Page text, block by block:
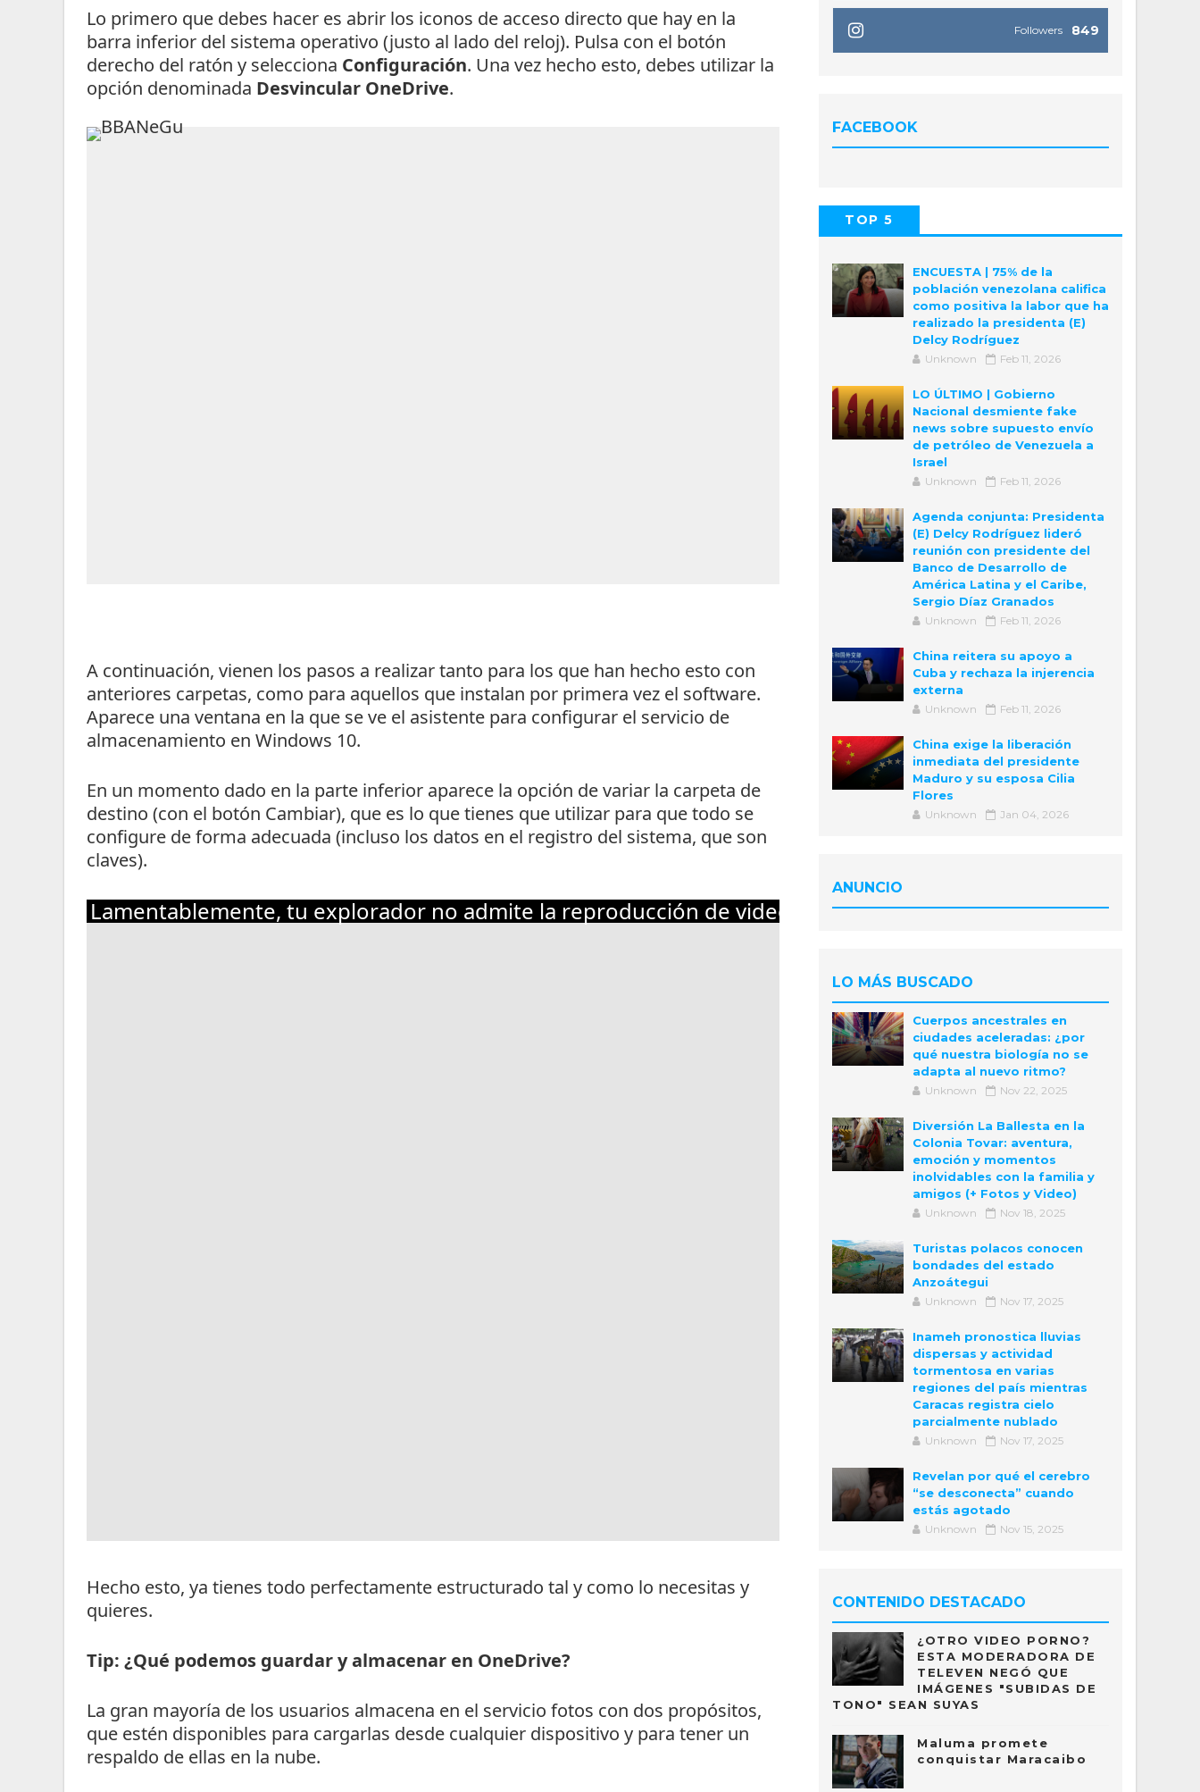
Lo primero que debes hacer es abrir los iconos de acceso directo que hay en la
barra inferior del sistema operativo (justo al lado del reloj). Pulsa con el botón
derecho del ratón y selecciona Configuración. Una vez hecho esto, debes utilizar la
opción denominada Desvincular OneDrive.
A continuación, vienen los pasos a realizar tanto para los que han hecho esto con
anteriores carpetas, como para aquellos que instalan por primera vez el software.
Aparece una ventana en la que se ve el asistente para configurar el servicio de
almacenamiento en Windows 10.
En un momento dado en la parte inferior aparece la opción de variar la carpeta de
destino (con el botón Cambiar), que es lo que tienes que utilizar para que todo se
configure de forma adecuada (incluso los datos en el registro del sistema, que son
claves).
Lamentablemente, tu explorador no admite la reproducción de video.
Hecho esto, ya tienes todo perfectamente estructurado tal y como lo necesitas y
quieres.
Tip: ¿Qué podemos guardar y almacenar en OneDrive?
La gran mayoría de los usuarios almacena en el servicio fotos con dos propósitos,
que estén disponibles para cargarlas desde cualquier dispositivo y para tener un
respaldo de ellas en la nube.
849
Followers
FACEBOOK
TOP 5
ENCUESTA | 75% de la
población venezolana califica
como positiva la labor que ha
realizado la presidenta (E)
Delcy Rodríguez
Unknown Feb 11, 2026
LO ÚLTIMO | Gobierno
Nacional desmiente fake
news sobre supuesto envío
de petróleo de Venezuela a
Israel
Unknown Feb 11, 2026
Agenda conjunta: Presidenta
(E) Delcy Rodríguez lideró
reunión con presidente del
Banco de Desarrollo de
América Latina y el Caribe,
Sergio Díaz Granados
Unknown Feb 11, 2026
China reitera su apoyo a
Cuba y rechaza la injerencia
externa
Unknown Feb 11, 2026
China exige la liberación
inmediata del presidente
Maduro y su esposa Cilia
Flores
Unknown Jan 04, 2026
ANUNCIO
LO MÁS BUSCADO
Cuerpos ancestrales en
ciudades aceleradas: ¿por
qué nuestra biología no se
adapta al nuevo ritmo?
Unknown Nov 22, 2025
Diversión La Ballesta en la
Colonia Tovar: aventura,
emoción y momentos
inolvidables con la familia y
amigos (+ Fotos y Video)
Unknown Nov 18, 2025
Turistas polacos conocen
bondades del estado
Anzoátegui
Unknown Nov 17, 2025
Inameh pronostica lluvias
dispersas y actividad
tormentosa en varias
regiones del país mientras
Caracas registra cielo
parcialmente nublado
Unknown Nov 17, 2025
Revelan por qué el cerebro
“se desconecta” cuando
estás agotado
Unknown Nov 15, 2025
CONTENIDO DESTACADO
¿OTRO VIDEO PORNO?
ESTA MODERADORA DE
TELEVEN NEGÓ QUE
IMÁGENES "SUBIDAS DE
TONO" SEAN SUYAS
Maluma promete
conquistar Maracaibo